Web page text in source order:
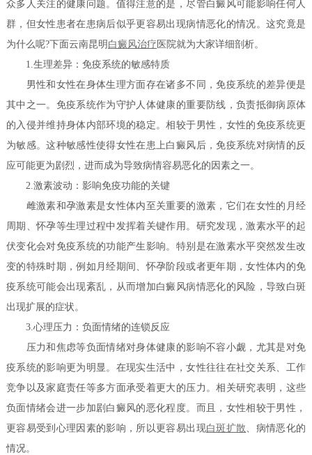
众多人关注的健康问题。值得注意的是，尽管白癜风可能影响任何人
群，但女性患者在患病后似乎更容易出现病情恶化的情况。这究竟是
为什么呢?下面云南昆明 白癜风治疗 医院就为大家详细剖析。
1.生理差异：免疫系统的敏感特质
男性和女性在身体生理方面存在诸多不同，免疫系统的差异便是
其中之一。免疫系统作为守护人体健康的重要防线，负责抵御病原体
的入侵并维持身体内部环境的稳定。相较于男性，女性的免疫系统更
为敏感。这种敏感性使得女性在患上白癜风后，免疫系统对病情的反
应可能更为剧烈，进而成为导致病情容易恶化的因素之一。
2.激素波动：影响免疫功能的关键
雌激素和孕激素是女性体内至关重要的激素，它们在女性的月经
周期、怀孕等生理过程中发挥着关键作用。研究发现，激素水平的起
伏变化会对免疫系统的功能产生影响。特别是在激素水平突然发生改
变的特殊时期，例如月经期间、怀孕阶段或者更年期，女性体内的免
疫系统可能会出现紊乱，从而增加白癜风病情恶化的风险，导致白斑
出现扩展的症状。
3.心理压力：负面情绪的连锁反应
压力和焦虑等负面情绪对身体健康的影响不容小觑，尤其是对免
疫系统的影响更为明显。在现实生活中，女性往往在社交关系、工作
竞争以及家庭责任等多方面承受着更大的压力。相关研究表明，这些
负面情绪会进一步加剧白癜风的恶化程度。而且，女性相较于男性，
更容易受到心理因素的影响，所以更容易出现白斑扩散、病情恶化的
情况。